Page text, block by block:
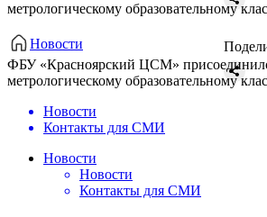
метрологическому образовательному
Новости
ФБУ «Красноярский ЦСМ»
метрологическому образовательному
Новости
Контакты для СМИ
Новости
Новости
Контакты для СМИ